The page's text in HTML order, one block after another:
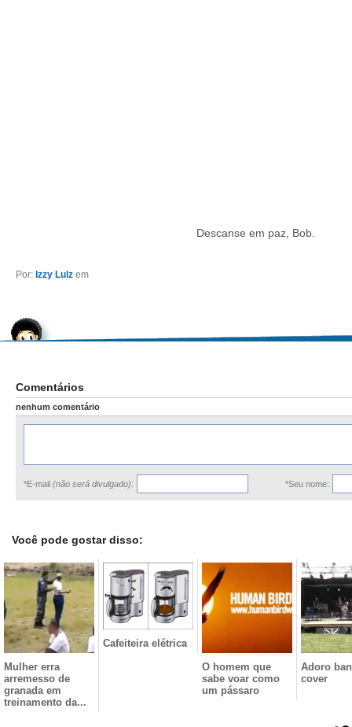
Descanse em paz, Bob.
Por: Izzy Lulz em
Comentários
nenhum comentário
*E-mail (não será divulgado): *Seu nome:
Você pode gostar disso:
Mulher erra
arremesso de
granada em
treinamento da...
Cafeiteira elétrica
O homem que
sabe voar como
um pássaro
Adoro
cover